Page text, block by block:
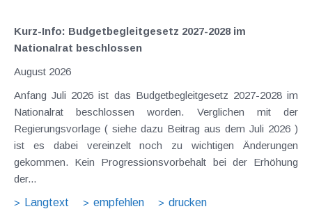
Kurz-Info: Budgetbegleitgesetz 2027-2028 im
Nationalrat beschlossen
August 2026
Anfang Juli 2026 ist das Budgetbegleitgesetz 2027-2028 im
Nationalrat beschlossen worden. Verglichen mit der
Regierungsvorlage ( siehe dazu Beitrag aus dem Juli 2026 )
ist es dabei vereinzelt noch zu wichtigen Änderungen
gekommen. Kein Progressionsvorbehalt bei der Erhöhung
der...
Langtext
empfehlen drucken